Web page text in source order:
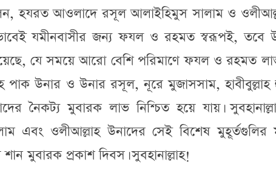
হযরত আওলাদে রসূল আলাইহিমুস সালাম ও
যমীনবাসীর জন্য ফযল ও রহমত স্বরূপই, তবে
যে সময়ে আরো বেশি পরিমাণে ফযল ও রহমত
পাক উনার ও উনার রসূল, নূরে মুজাসসাম, হাবীবুল্লাহ
নৈকট্য মুবারক লাভ নিশ্চিত হয়ে যায়।
এবং ওলীআল্লাহ উনাদের সেই বিশেষ
শান মুবারক প্রকাশ দিবস। সুবহানাল্লাহ!